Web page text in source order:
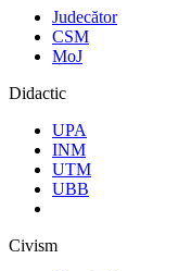
Judecător
CSM
MoJ
Didactic
UPA
INM
UTM
UBB
Civism